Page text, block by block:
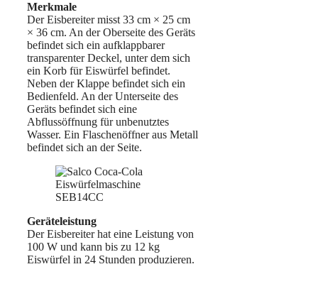
Merkmale
Der Eisbereiter misst 33 cm × 25 cm
× 36 cm. An der Oberseite des Geräts
befindet sich ein aufklappbarer
transparenter Deckel, unter dem sich
ein Korb für Eiswürfel befindet.
Neben der Klappe befindet sich ein
Bedienfeld. An der Unterseite des
Geräts befindet sich eine
Abflussöffnung für unbenutztes
Wasser. Ein Flaschenöffner aus Metall
befindet sich an der Seite.
Geräteleistung
Der Eisbereiter hat eine Leistung von
100 W und kann bis zu 12 kg
Eiswürfel in 24 Stunden produzieren.